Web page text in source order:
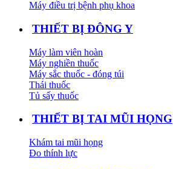
Máy điều trị bệnh phụ khoa
THIẾT BỊ ĐÔNG Y
Máy làm viên hoàn
Máy nghiền thuốc
Máy sắc thuốc - đóng túi
Thái thuốc
Tủ sấy thuốc
THIẾT BỊ TAI MŨI HỌNG
Khám tai mũi họng
Đo thính lực